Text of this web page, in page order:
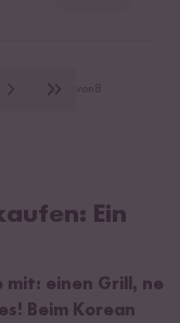
Ein
mit: einen Grill, ne
Beim Korean